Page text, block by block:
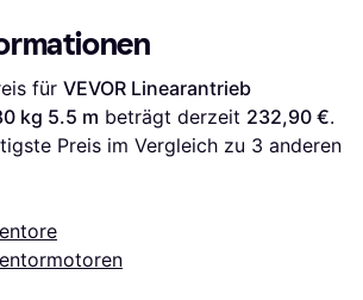
für VEVOR Linearantrieb
kg 5.5 m beträgt derzeit 232,90 €.
Preis im Vergleich zu 3 anderen